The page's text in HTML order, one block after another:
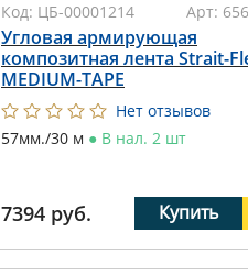
Код: ЦБ-00001214 Арт:
Угловая армирующая
композитная лента Strait-
MEDIUM-TAPE
Нет отзывов
57мм./30 м ● В нал. 2 шт
7394 руб. Купить